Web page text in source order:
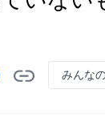
みんな